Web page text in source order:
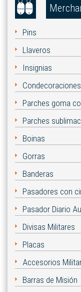
Pins
Llaveros
Insignias
Condecoraciones
Parches goma
Parches
Boinas
Gorras
Banderas
Pasadores con
Pasador Diario
Divisas Militares
Placas
Accesorios
Barras de Misión